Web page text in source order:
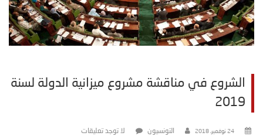
الشروع في مناقشة مشروع ميزانية الدولة لسنة
2019
24 نوفمبر، 2018 التونسيون لا توجد تعليقات